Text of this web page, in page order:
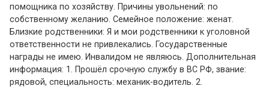
помощника по хозяйству. Причины увольнений: по
собственному желанию. Семейное положение: женат.
Близкие родственники: Я и мои родственники к уголовной
ответственности не привлекались. Государственные
награды не имею. Инвалидом не являюсь. Дополнительная
информация: 1. Прошёл срочную службу в ВС РФ, звание:
рядовой, специальность: механик-водитель. 2.